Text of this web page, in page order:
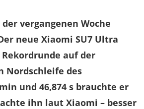
vergangenen Woche
neue Xiaomi SU7 Ultra
auf der
Nordschleife des
und 46,874 s brauchte er
ihn laut Xiaomi – besser